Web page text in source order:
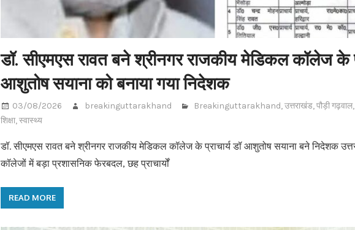
डॉ. सीएमएस रावत बने श्रीनगर राजकीय मेडिकल कॉलेज के
आशुतोष सयाना को बनाया गया निदेशक
03/08/2026 breakinguttarakhand Breakinguttarakhand,उत्तराखंड,पौड़ी गढ़वाल,
शिक्षा,स्वास्थ्य
डॉ. सीएमएस रावत बने श्रीनगर राजकीय मेडिकल कॉलेज के प्राचार्य डॉ आशुतोष सयाना बने निदेशक
कॉलेजों में बड़ा प्रशासनिक फेरबदल, छह प्राचार्यों
READ MORE